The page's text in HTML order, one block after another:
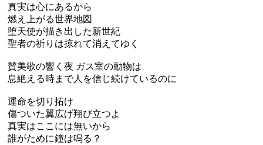
真実は心にあるから
燃え上がる世界地図
堕天使が描き出した新世紀
聖者の祈りは掠れて消えてゆく
賛美歌の響く夜 ガス室の動物は
息絶える時まで人を信じ続けているのに
運命を切り拓け
傷ついた翼広げ翔び立つよ
真実はここには無いから
誰がために鐘は鳴る？